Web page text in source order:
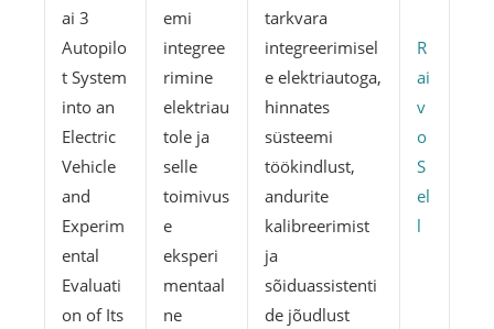
ai 3
Autopilo
t System
into an
Electric
Vehicle
and
Experim
ental
Evaluati
on of Its
emi
integree
rimine
elektriau
tole ja
selle
toimivus
e
eksperi
mentaal
ne
tarkvara
integreerimisel
e elektriautoga,
hinnates
süsteemi
töökindlust,
andurite
kalibreerimist
ja
sõiduassistenti
de jõudlust
R
ai
v
o
S
el
l